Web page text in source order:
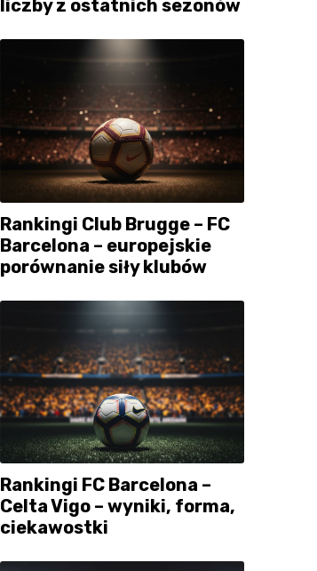
liczby z ostatnich sezonów
Rankingi Club Brugge – FC
Barcelona – europejskie
porównanie siły klubów
Rankingi FC Barcelona –
Celta Vigo – wyniki, forma,
ciekawostki